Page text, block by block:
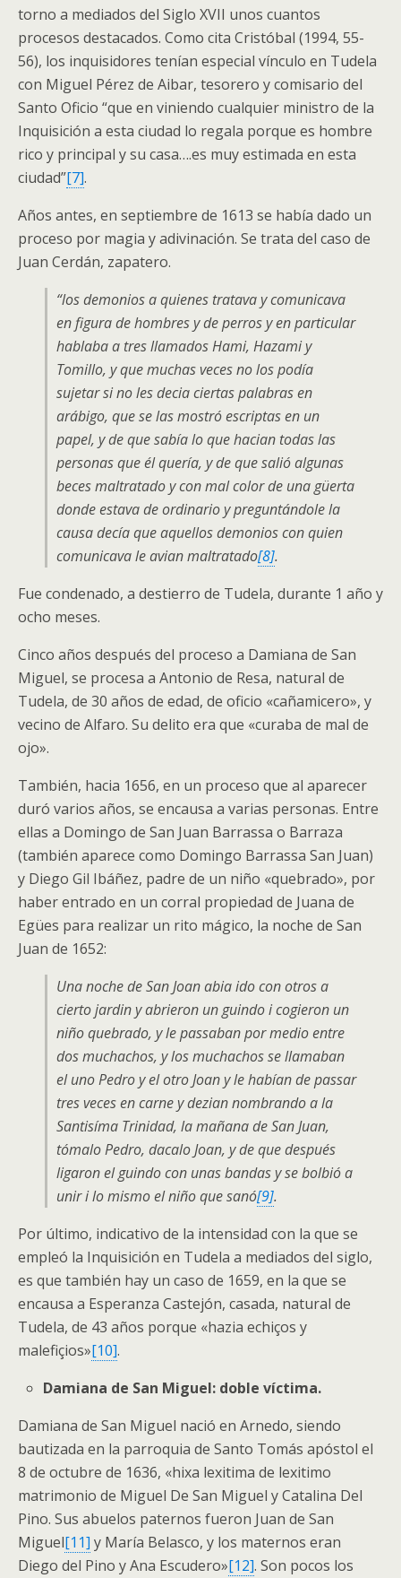
torno a mediados del Siglo XVII unos cuantos
procesos destacados. Como cita Cristóbal (1994, 55-
56), los inquisidores tenían especial vínculo en Tudela
con Miguel Pérez de Aibar, tesorero y comisario del
Santo Oficio “que en viniendo cualquier ministro de la
Inquisición a esta ciudad lo regala porque es hombre
rico y principal y su casa….es muy estimada en esta
ciudad”[7].
Años antes, en septiembre de 1613 se había dado un
proceso por magia y adivinación. Se trata del caso de
Juan Cerdán, zapatero.
“los demonios a quienes tratava y comunicava
en figura de hombres y de perros y en particular
hablaba a tres llamados Hami, Hazami y
Tomillo, y que muchas veces no los podía
sujetar si no les decia ciertas palabras en
arábigo, que se las mostró escriptas en un
papel, y de que sabía lo que hacian todas las
personas que él quería, y de que salió algunas
beces maltratado y con mal color de una güerta
donde estava de ordinario y preguntándole la
causa decía que aquellos demonios con quien
comunicava le avian maltratado[8].
Fue condenado, a destierro de Tudela, durante 1 año y
ocho meses.
Cinco años después del proceso a Damiana de San
Miguel, se procesa a Antonio de Resa, natural de
Tudela, de 30 años de edad, de oficio «cañamicero», y
vecino de Alfaro. Su delito era que «curaba de mal de
ojo».
También, hacia 1656, en un proceso que al aparecer
duró varios años, se encausa a varias personas. Entre
ellas a Domingo de San Juan Barrassa o Barraza
(también aparece como Domingo Barrassa San Juan)
y Diego Gil Ibáñez, padre de un niño «quebrado», por
haber entrado en un corral propiedad de Juana de
Egües para realizar un rito mágico, la noche de San
Juan de 1652:
Una noche de San Joan abia ido con otros a
cierto jardin y abrieron un guindo i cogieron un
niño quebrado, y le passaban por medio entre
dos muchachos, y los muchachos se llamaban
el uno Pedro y el otro Joan y le habían de passar
tres veces en carne y dezian nombrando a la
Santisíma Trinidad, la mañana de San Juan,
tómalo Pedro, dacalo Joan, y de que después
ligaron el guindo con unas bandas y se bolbió a
unir i lo mismo el niño que sanó[9].
Por último, indicativo de la intensidad con la que se
empleó la Inquisición en Tudela a mediados del siglo,
es que también hay un caso de 1659, en la que se
encausa a Esperanza Castejón, casada, natural de
Tudela, de 43 años porque «hazia echiços y
malefiçios»[10].
Damiana de San Miguel: doble víctima.
Damiana de San Miguel nació en Arnedo, siendo
bautizada en la parroquia de Santo Tomás apóstol el
8 de octubre de 1636, «hixa lexitima de lexitimo
matrimonio de Miguel De San Miguel y Catalina Del
Pino. Sus abuelos paternos fueron Juan de San
Miguel[11] y María Belasco, y los maternos eran
Diego del Pino y Ana Escudero»[12]. Son pocos los